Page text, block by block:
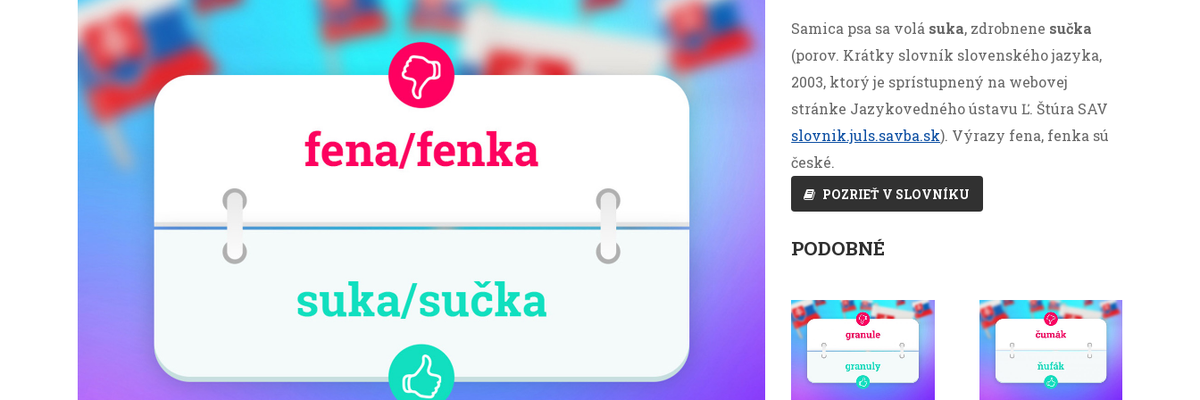
Samica psa sa volá suka, zdrobnene sučka
(porov. Krátky slovník slovenského jazyka,
2003, ktorý je sprístupnený na webovej
stránke Jazykovedného ústavu Ľ. Štúra SAV
slovnik.juls.savba.sk). Výrazy fena, fenka sú
české.
POZRIEŤ V SLOVNÍKU
PODOBNÉ